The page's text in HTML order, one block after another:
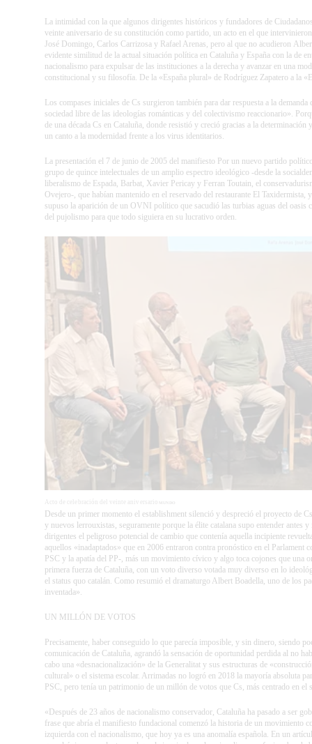
La intimidad con la que algunos dirigentes históricos y fundadores de
veinte aniversario de su constitución como partido, un acto en el que
José Domingo, Carlos Carrizosa y Rafael Arenas, pero al que no acudieron
evidente similitud de la actual situación política en Cataluña y España con la de
nacionalismo para expulsar de las instituciones a la derecha y avanzar en una
constitucional y su filosofía. De la «España plural» de Rodríguez Zapatero a la
Los compases iniciales de Cs surgieron también para dar respuesta a la
sociedad libre de las ideologías románticas y del colectivismo reaccionario».
de una década Cs en Cataluña, donde resistió y creció gracias a la
un canto a la modernidad frente a los virus identitarios.
La presentación el 7 de junio de 2005 del manifiesto Por un nuevo partido
grupo de quince intelectuales de un amplio espectro ideológico -desde la
liberalismo de Espada, Barbat, Xavier Pericay y Ferran Toutain, el
Ovejero-, que habían mantenido en el reservado del restaurante El
supuso la aparición de un OVNI político que sacudió las turbias aguas del oasis
del pujolismo para que todo siguiera en su lucrativo orden.
Acto de celebración del veinte aniversario MUNDO
Desde un primer momento el establishment silenció y despreció el proyecto de
y nuevos lerrouxistas, seguramente porque la élite catalana supo entender
dirigentes el peligroso potencial de cambio que contenía aquella incipiente
aquellos «inadaptados» que en 2006 entraron contra pronóstico en el Parlament
PSC y la apatía del PP-, más un movimiento cívico y algo toca cojones que una
primera fuerza de Cataluña, con un voto diverso votada muy diverso en lo
el status quo catalán. Como resumió el dramaturgo Albert Boadella, uno de los
inventada».
UN MILLÓN DE VOTOS
Precisamente, haber conseguido lo que parecía imposible, y sin dinero, siendo
comunicación de Cataluña, agrandó la sensación de oportunidad perdida al no
cabo una «desnacionalización» de la Generalitat y sus estructuras de
cultural» o el sistema escolar. Arrimadas no logró en 2018 la mayoría absoluta
PSC, pero tenía un patrimonio de un millón de votos que Cs, más centrado en el
«Después de 23 años de nacionalismo conservador, Cataluña ha pasado a ser
frase que abría el manifiesto fundacional comenzó la historia de un movimiento
izquierda con el nacionalismo, que hoy ya es una anomalía española. En un